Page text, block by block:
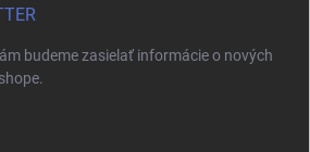
budeme zasielať informácie o nových